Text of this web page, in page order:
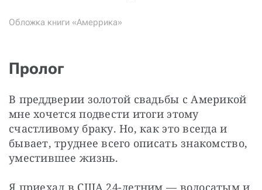
Обложка книги «Амеррика»
Пролог
В преддверии золотой свадьбы с Америкой
мне хочется подвести итоги этому
счастливому браку. Но, как это всегда и
бывает, труднее всего описать знакомство,
уместившее жизнь.